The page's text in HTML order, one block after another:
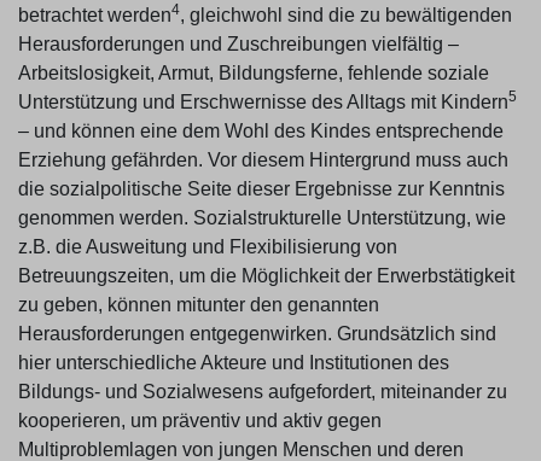
betrachtet werden4, gleichwohl sind die zu bewältigenden
Herausforderungen und Zuschreibungen vielfältig –
Arbeitslosigkeit, Armut, Bildungsferne, fehlende soziale
Unterstützung und Erschwernisse des Alltags mit Kindern5
– und können eine dem Wohl des Kindes entsprechende
Erziehung gefährden. Vor diesem Hintergrund muss auch
die sozialpolitische Seite dieser Ergebnisse zur Kenntnis
genommen werden. Sozialstrukturelle Unterstützung, wie
z.B. die Ausweitung und Flexibilisierung von
Betreuungszeiten, um die Möglichkeit der Erwerbstätigkeit
zu geben, können mitunter den genannten
Herausforderungen entgegenwirken. Grundsätzlich sind
hier unterschiedliche Akteure und Institutionen des
Bildungs- und Sozialwesens aufgefordert, miteinander zu
kooperieren, um präventiv und aktiv gegen
Multiproblemlagen von jungen Menschen und deren